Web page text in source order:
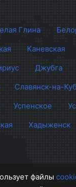
Глина
Каневская
Джубга
Славянск-на-
Успенское
Хадыженск
файлы